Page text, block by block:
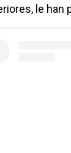
le han